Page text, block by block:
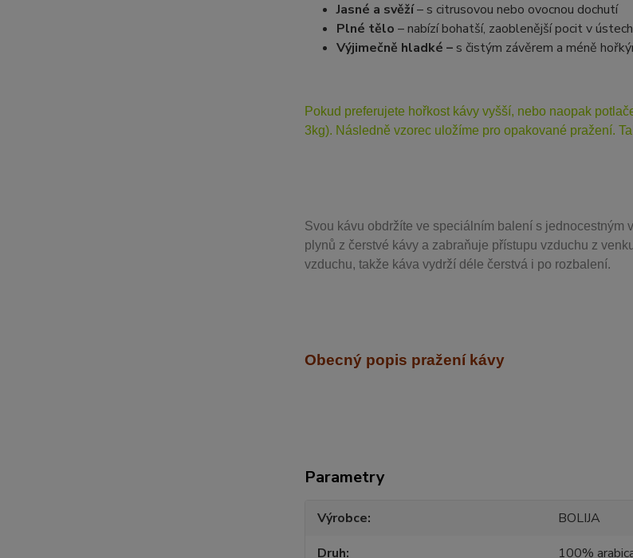
Jasné a svěží– s citrusovou nebo ovocnou dochutí
Plné tělo – nabízí bohatší, zaoblenější pocit v ústech
Výjimečně hladké –s čistým závěrem a méně
Pokud preferujete hořkost kávy vyšší, nebo naopak
3kg). Následně vzorec uložíme pro opakované pražení.
Svou kávu obdržíte ve speciálním balení s jednocestným
plynů z čerstvé kávy a zabraňuje přístupu vzduchu z
vzduchu, takže káva vydrží déle čerstvá i po rozbalení.
Obecný popis pražení kávy
Parametry
Výrobce
BOLIJA
Druh
100%